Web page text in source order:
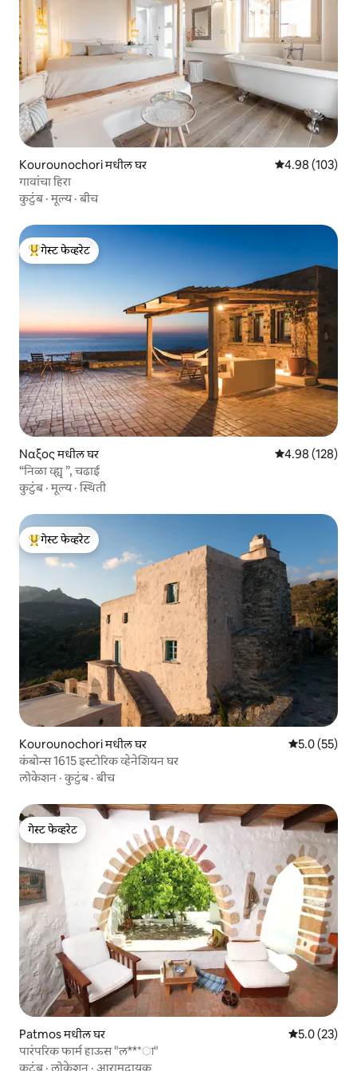
Kourounochori मधील घर 5 पैकी 4.98
4.98 (103)
गावांचा हिरा
कुटुंब·मूल्य·बीच
टॉप गेस्ट फेव्हरेट
गेस्ट फेव्हरेट
Ναξος मधील घर 5 पैकी 4.98
4.98 (128)
“निळा व्ह्यू ”, चढाई
कुटुंब·मूल्य·स्थिती
टॉप गेस्ट फेव्हरेट
गेस्ट फेव्हरेट
Kourounochori मधील घर 5 पैकी 5.0
5.0 (55)
कंबोन्स 1615 इस्टोरिक व्हेनेशियन घर
लोकेशन ·कुटुंब·बीच
गेस्ट फेव्हरेट
गेस्ट फेव्हरेट
Patmos मधील घर 5 पैकी 5.0
5.0 (23)
पारंपरिक फार्म हाऊस "ल***ा"
कुटुंब·लोकेशन · आरामदायक